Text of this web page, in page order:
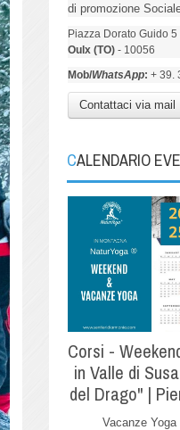
di promozione
Piazza Dorato Guido 5
Oulx (TO)- 10056
Mob/WhatsApp: + 39.
Contattaci via mail
CALENDARIO
Corsi -
in Valle di
del Drago" |
Vacanze Yoga